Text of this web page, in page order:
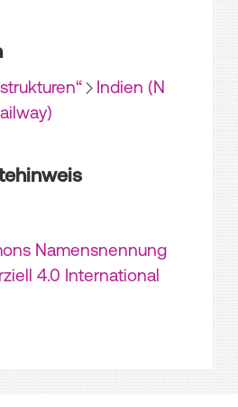
Indien (N
Namensnennung
4.0 International